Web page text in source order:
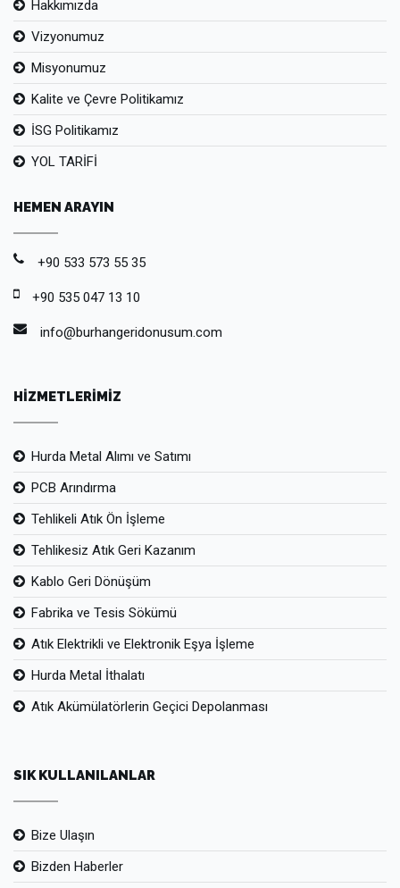
Hakkımızda
Vizyonumuz
Misyonumuz
Kalite ve Çevre Politikamız
İSG Politikamız
YOL TARİFİ
HEMEN ARAYIN
+90 533 573 55 35
+90 535 047 13 10
info@burhangeridonusum.com
HİZMETLERİMİZ
Hurda Metal Alımı ve Satımı
PCB Arındırma
Tehlikeli Atık Ön İşleme
Tehlikesiz Atık Geri Kazanım
Kablo Geri Dönüşüm
Fabrika ve Tesis Sökümü
Atık Elektrikli ve Elektronik Eşya İşleme
Hurda Metal İthalatı
Atık Akümülatörlerin Geçici Depolanması
SIK KULLANILANLAR
Bize Ulaşın
Bizden Haberler